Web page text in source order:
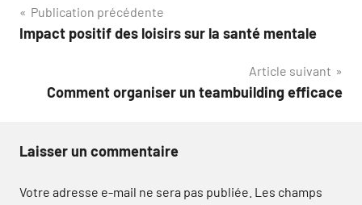
Navigation
de
Publication précédente
Impact positif des loisirs sur la santé mentale
Article suivant
Comment organiser un teambuilding efficace
Laisser un commentaire
Votre adresse e-mail ne sera pas publiée. Les champs